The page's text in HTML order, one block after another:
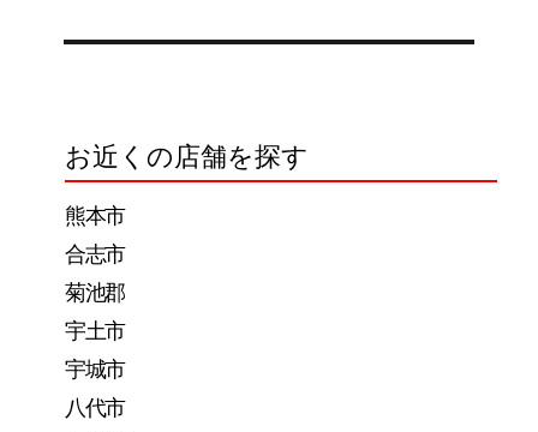
ー
シ
ョ
ン
お近くの店舗を探す
熊本市
合志市
菊池郡
宇土市
宇城市
八代市